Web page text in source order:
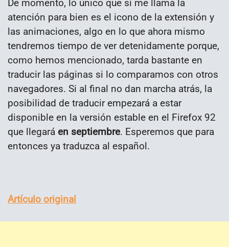
De momento, lo único que sí me llama la
atención para bien es el icono de la extensión y
las animaciones, algo en lo que ahora mismo
tendremos tiempo de ver detenidamente porque,
como hemos mencionado, tarda bastante en
traducir las páginas si lo comparamos con otros
navegadores. Si al final no dan marcha atrás, la
posibilidad de traducir empezará a estar
disponible en la versión estable en el Firefox 92
que llegará en septiembre. Esperemos que para
entonces ya traduzca al español.
Artículo original